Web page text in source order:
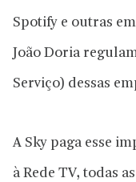
Spotify e outras
João Doria
Serviço) dessas
A Sky paga esse
à Rede TV, todas